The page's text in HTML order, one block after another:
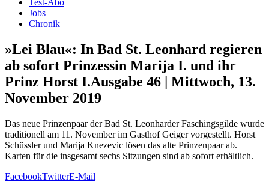
Test-Abo
Jobs
Chronik
»Lei Blau«: In Bad St. Leonhard regieren
ab sofort Prinzessin Marija I. und ihr
Prinz Horst I.Ausgabe 46 | Mittwoch, 13.
November 2019
Das neue Prinzenpaar der Bad St. Leonharder Faschingsgilde wurde
traditionell am 11. November im Gasthof Geiger vorgestellt. Horst
Schüssler und Marija Knezevic lösen das alte Prinzenpaar ab.
Karten für die insgesamt sechs Sitzungen sind ab sofort erhältlich.
FacebookTwitterE-Mail